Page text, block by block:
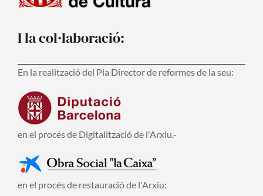
I la col·laboració:
En la realització del Pla Director de reformes de la seu:
en el procés de Digitalització de l'Arxiu.-
en el procés de restauració de l'Arxiu: